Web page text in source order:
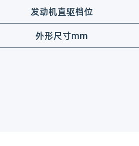
发动机直驱档位
外形尺寸mm